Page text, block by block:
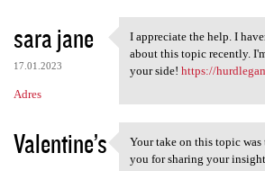
sara jane
17.01.2023
Adres
I appreciate the help.
I appreciate the help. I
about this topic recently.
your side! https://
Valentine’s Your take on this topic
Your take on this topic
you for sharing your